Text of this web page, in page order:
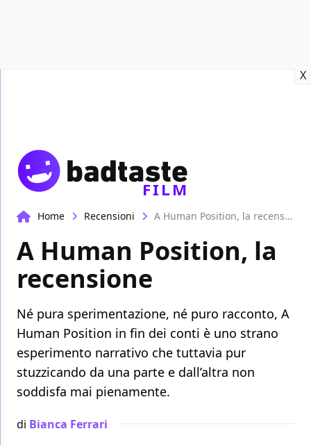
X
FILM
Home Recensioni A Human Position, la recensione
A Human Position, la
recensione
Né pura sperimentazione, né puro racconto, A
Human Position in fin dei conti è uno strano
esperimento narrativo che tuttavia pur
stuzzicando da una parte e dall’altra non
soddisfa mai pienamente.
di Bianca Ferrari